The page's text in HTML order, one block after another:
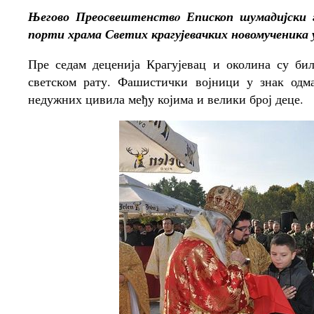
Његово Преосвештенствo Епископ шумадијски
порти храма Светих крагујевачких
Пре седам деценија Крагујевац и околина су
светском рату. Фашистички војници у знак
недужних цивила међу којима и велики број деце.